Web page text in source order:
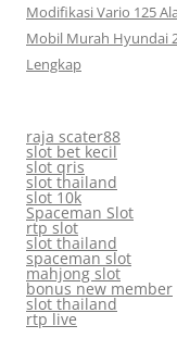
Modifikasi Vario 125
Mobil Murah Hyundai
Lengkap
raja scater88
slot bet kecil
slot qris
slot thailand
slot 10k
Spaceman Slot
rtp slot
slot thailand
spaceman slot
mahjong slot
bonus new member
slot thailand
rtp live